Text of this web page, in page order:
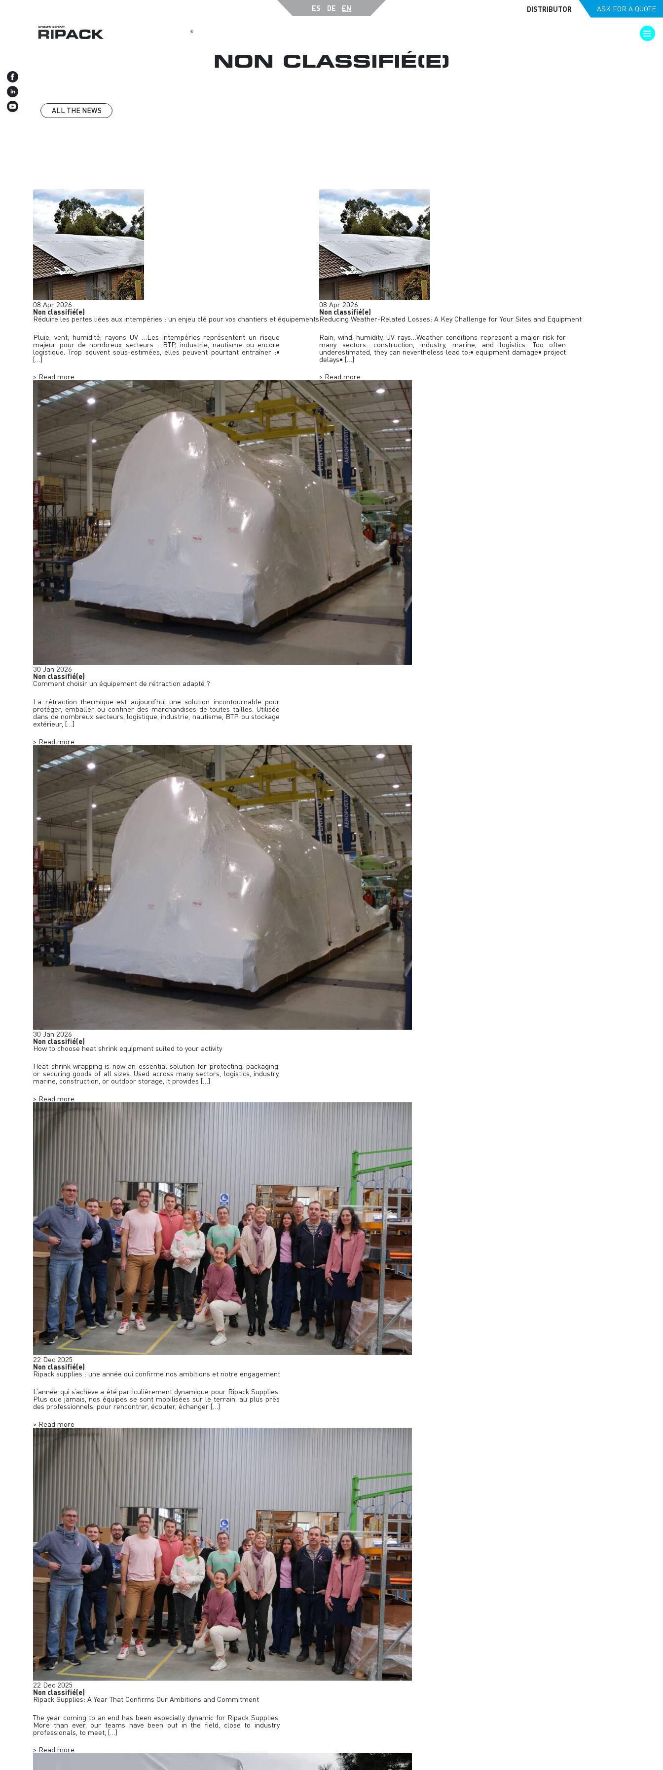
DISTRIBUTOR ASK FOR A QUOTE
ES DE EN
NON CLASSIFIÉ(E)
ALL THE NEWS
08 Apr 2026
Non classifié(e)
Réduire les pertes liées aux intempéries : un enjeu clé pour vos chantiers et équipements
Pluie, vent, humidité, rayons UV …Les intempéries représentent un risque
majeur pour de nombreux secteurs : BTP, industrie, nautisme ou encore
logistique. Trop souvent sous-estimées, elles peuvent pourtant entraîner :•
[…]
> Read more
08 Apr 2026
Non classifié(e)
Reducing Weather-Related Losses: A Key Challenge for Your Sites and Equipment
Rain, wind, humidity, UV rays…Weather conditions represent a major risk for
many sectors: construction, industry, marine, and logistics. Too often
underestimated, they can nevertheless lead to:• equipment damage• project
delays• […]
> Read more
30 Jan 2026
Non classifié(e)
Comment choisir un équipement de rétraction adapté ?
La rétraction thermique est aujourd’hui une solution incontournable pour
protéger, emballer ou confiner des marchandises de toutes tailles. Utilisée
dans de nombreux secteurs, logistique, industrie, nautisme, BTP ou stockage
extérieur, […]
> Read more
30 Jan 2026
Non classifié(e)
How to choose heat shrink equipment suited to your activity
Heat shrink wrapping is now an essential solution for protecting, packaging,
or securing goods of all sizes. Used across many sectors, logistics, industry,
marine, construction, or outdoor storage, it provides […]
> Read more
22 Dec 2025
Non classifié(e)
Ripack supplies : une année qui confirme nos ambitions et notre engagement
L’année qui s’achève a été particulièrement dynamique pour Ripack Supplies.
Plus que jamais, nos équipes se sont mobilisées sur le terrain, au plus près
des professionnels, pour rencontrer, écouter, échanger […]
> Read more
22 Dec 2025
Non classifié(e)
Ripack Supplies: A Year That Confirms Our Ambitions and Commitment
The year coming to an end has been especially dynamic for Ripack Supplies.
More than ever, our teams have been out in the field, close to industry
professionals, to meet, […]
> Read more